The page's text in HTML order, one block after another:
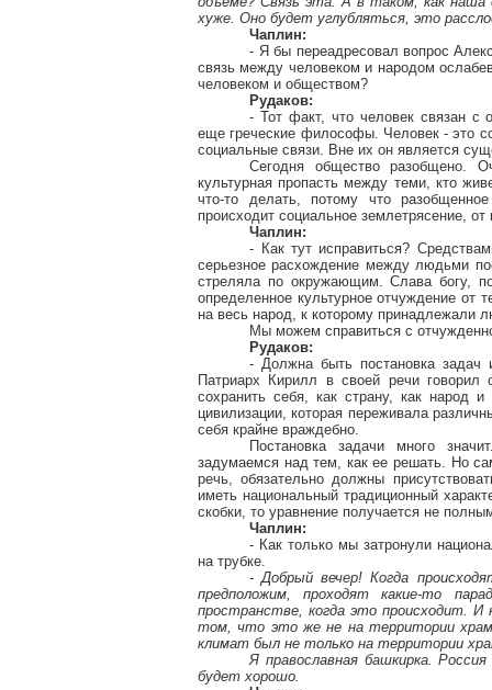
хуже. Оно будет углубляться, это
Чаплин:
- Я бы переадресовал вопрос
связь между человеком и народом
человеком и обществом?
Рудаков:
- Тот факт, что человек связан с
еще греческие философы. Человек - это
социальные связи. Вне их он является
Сегодня общество разобщено.
культурная пропасть между теми, кто
что-то делать, потому что
происходит социальное землетрясение, от
Чаплин:
- Как тут исправиться?
серьезное расхождение между людьми
стреляла по окружающим. Слава богу,
определенное культурное отчуждение от
на весь народ, к которому принадлежали
Мы можем справиться с
Рудаков:
- Должна быть постановка
Патриарх Кирилл в своей речи говорил
сохранить себя, как страну, как народ
цивилизации, которая переживала
себя крайне враждебно.
Постановка задачи много
задумаемся над тем, как ее решать. Но
речь, обязательно должны
иметь национальный традиционный
скобки, то уравнение получается не
Чаплин:
- Как только мы затронули
на трубке.
- Добрый вечер! Когда
предположим, проходят какие-то
пространстве, когда это происходит.
том, что это же не на территории
климат был не только на территории
Я православная башкирка.
будет хорошо.